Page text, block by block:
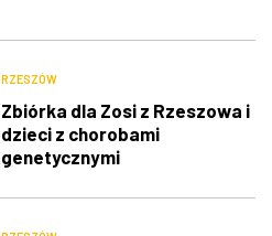
RZESZÓW
Zbiórka dla Zosi z Rzeszowa i
dzieci z chorobami
genetycznymi